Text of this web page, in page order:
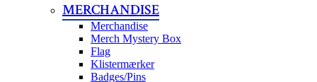
MERCHANDISE
Merchandise
Merch Mystery Box
Flag
Klistermærker
Badges/Pins